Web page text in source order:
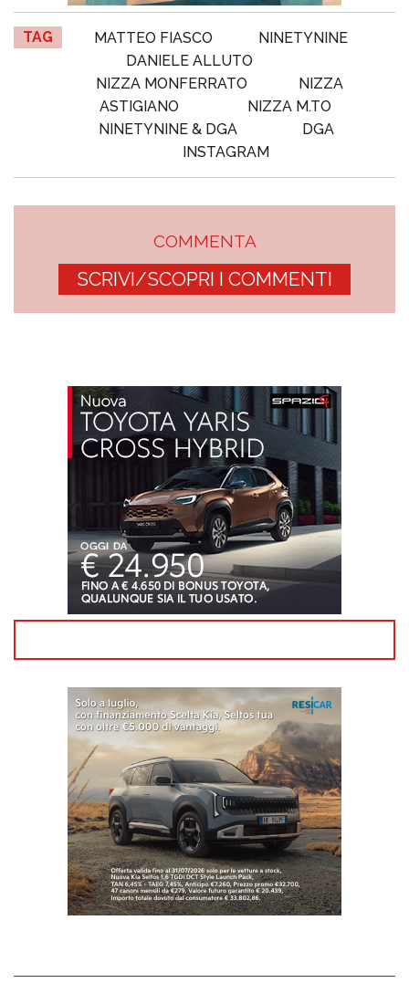
TAG MATTEO FIASCO
NINETYNINE
DANIELE ALLUTO
NIZZA MONFERRATO
NIZZA
ASTIGIANO
NIZZA M.TO
NINETYNINE & DGA
DGA
INSTAGRAM
COMMENTA
SCRIVI/SCOPRI I COMMENTI